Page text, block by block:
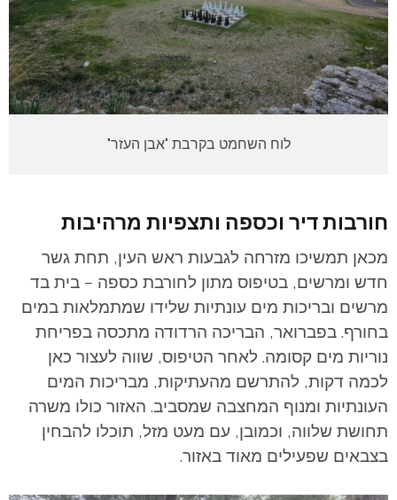
לוח השחמט בקרבת "אבן העזר"
חורבות דיר וכספה ותצפיות מרהיבות
מכאן תמשיכו מזרחה לגבעות ראש העין, תחת גשר
חדש ומרשים, בטיפוס מתון לחורבת כספה – בית בד
מרשים ובריכות מים עונתיות שלידו שמתמלאות במים
בחורף. בפברואר, הבריכה הרדודה מתכסה בפריחת
נוריות מים קסומה. לאחר הטיפוס, שווה לעצור כאן
לכמה דקות, להתרשם מהעתיקות, מבריכות המים
העונתיות ומנוף המחצבה שמסביב. האזור כולו משרה
תחושת שלווה, וכמובן, עם מעט מזל, תוכלו להבחין
בצבאים שפעילים מאוד באזור.